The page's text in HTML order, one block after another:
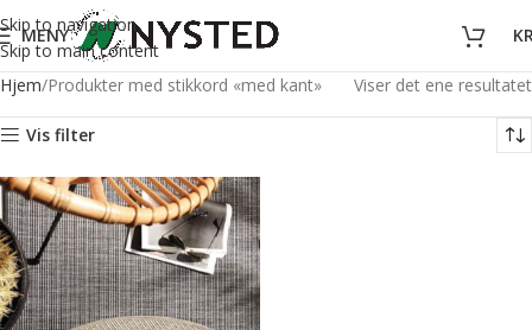
Skip to navigation
Skip to main content
MENY
Hjem Produkter med stikkord «med kant» Viser det ene resultatet
Vis filter